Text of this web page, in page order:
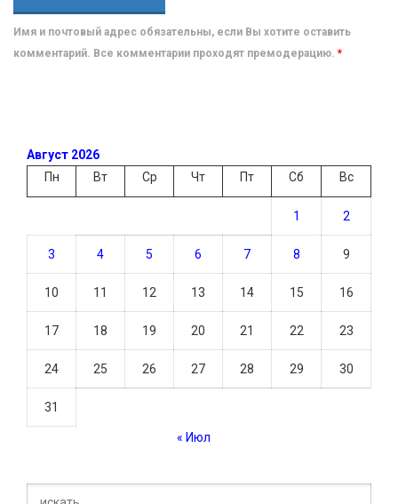
Имя и почтовый адрес обязательны, если Вы хотите оставить
комментарий. Все комментарии проходят премодерацию. *
Август 2026
Пн
Вт Ср Чт Пт Сб Вс
1 2
3 4 5 6 7 8 9
10 11 12 13 14 15 16
17 18 19 20 21 22 23
24 25 26 27 28 29 30
31
« Июл